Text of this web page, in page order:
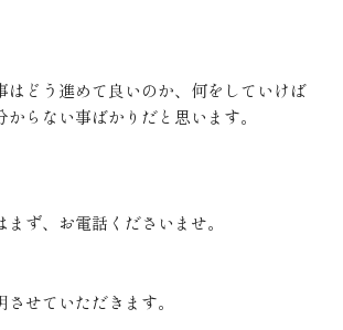
はどう進めて良いのか、何をしていけば
からない事ばかりだと思います。
ず、お電話くださいませ。
せていただきます。